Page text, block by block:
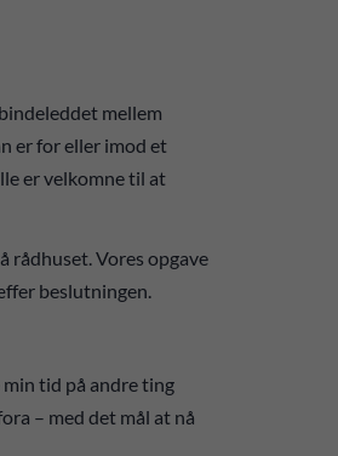
mellem
er for eller imod et
er velkomne til at
rådhuset. Vores opgave
beslutningen.
tid på andre ting
– med det mål at nå